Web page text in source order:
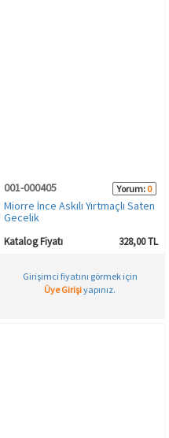
001-000405 Yorum: 0
Miorre İnce Askılı Yırtmaçlı Saten
Gecelik
Katalog Fiyatı 328,00 TL
Girişimci fiyatını görmek için
Üye Girişiyapınız.